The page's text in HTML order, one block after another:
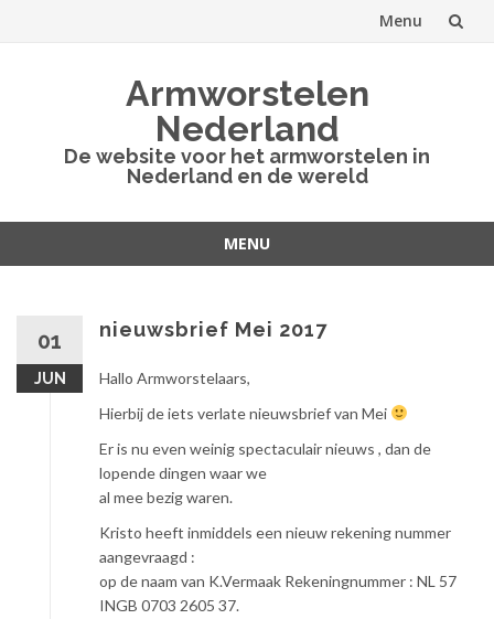
Menu
Armworstelen
Nederland
De website voor het armworstelen in
Nederland en de wereld
MENU
01
JUN
nieuwsbrief Mei 2017
Hallo Armworstelaars,
Hierbij de iets verlate nieuwsbrief van Mei
Er is nu even weinig spectaculair nieuws , dan de
lopende dingen waar we
al mee bezig waren.
Kristo heeft inmiddels een nieuw rekening nummer
aangevraagd :
op de naam van K.Vermaak Rekeningnummer : NL 57
INGB 0703 2605 37.